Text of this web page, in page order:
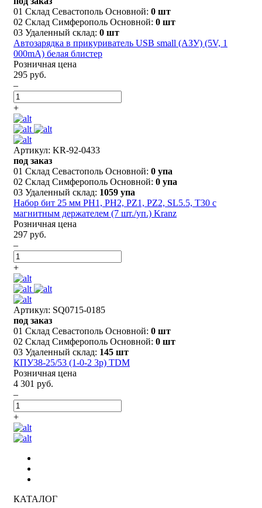
01 Склад Севастополь Основной: 0 шт
02 Склад Симферополь Основной: 0 шт
03 Удаленный склад: 0 шт
Автозарядка в прикуриватель USB small (АЗУ) (5V, 1
000mA) белая блистер
Розничная цена
295 руб.
–
+
Артикул: KR-92-0433
под заказ
01 Склад Севастополь Основной: 0 упа
02 Склад Симферополь Основной: 0 упа
03 Удаленный склад: 1059 упа
Набор бит 25 мм PH1, PH2, PZ1, PZ2, SL5.5, T30 с
магнитным держателем (7 шт./уп.) Kranz
Розничная цена
297 руб.
–
+
Артикул: SQ0715-0185
под заказ
01 Склад Севастополь Основной: 0 шт
02 Склад Симферополь Основной: 0 шт
03 Удаленный склад: 145 шт
КПУ38-25/53 (1-0-2 3р) TDM
Розничная цена
4 301 руб.
–
+
КАТАЛОГ